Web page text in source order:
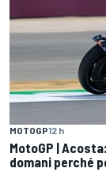
MOTOGP12 h
MotoGP |
domani perché